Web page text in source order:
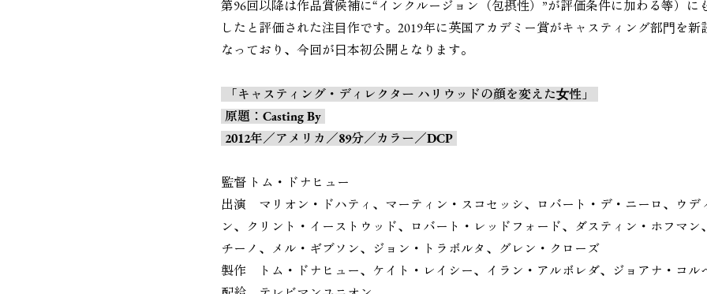
第96回以降は作品賞候補に“インクルージョン（包摂性）”が評価条件に加わる等）に
したと評価された注⽬作です。2019年に英国アカデミー賞がキャスティング部⾨を新
なっており、今回が⽇本初公開となります。
「キャスティング・ディレクター ハリウッドの顔を変えた⼥性」
原題：Casting By
2012年／アメリカ／89分／カラー／DCP
監督 トム・ドナヒュー
出演 マリオン・ドハティ、マーティン・スコセッシ、ロバート・デ・ニーロ、ウデ
ン、クリント・イーストウッド、ロバート・レッドフォード、ダスティン・ホフマン
チーノ、メル・ギブソン、ジョン・トラボルタ、グレン・クローズ
製作 トム・ドナヒュー、ケイト・レイシー、イラン・アルボレダ、ジョアナ・コル